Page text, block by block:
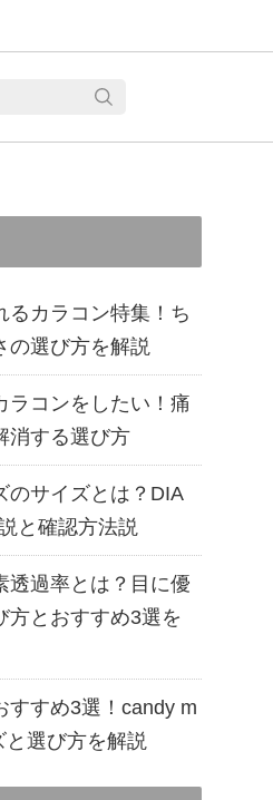
るカラコン特集！ち
の選び方を解説
ラコンをしたい！痛
消する選び方
のサイズとは？DIA
と確認方法説
透過率とは？目に優
方とおすすめ3選を
すすめ3選！candy m
選び方を解説
品一覧を見る
品一覧を見る
品一覧を見る
品一覧を見る
品一覧を見る
品一覧を見る
品一覧を見る